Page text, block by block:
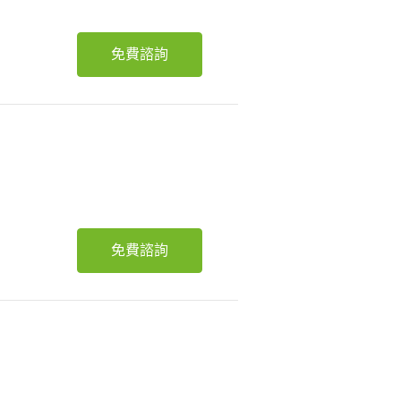
免費諮詢
免費諮詢